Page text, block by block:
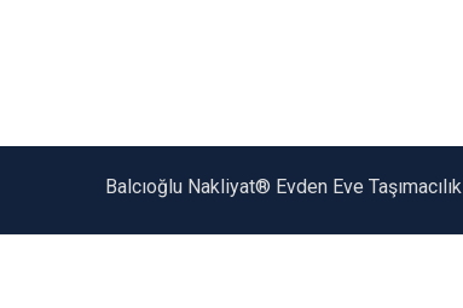
Balcıoğlu Nakliyat® Evden Eve Taşımacılık